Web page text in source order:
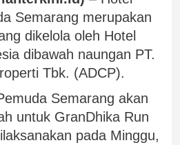
Semarang merupakan
dikelola oleh Hotel
dibawah naungan PT.
Tbk. (ADCP).
Semarang akan
untuk GranDhika Run
pada Minggu,